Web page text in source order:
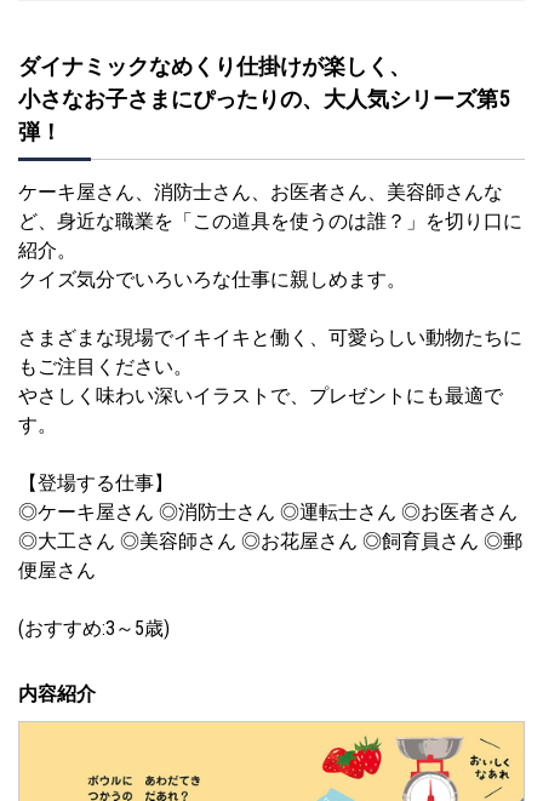
ダイナミックなめくり仕掛けが楽しく、
小さなお子さまにぴったりの、大人気シリーズ第5
弾！
ケーキ屋さん、消防士さん、お医者さん、美容師さんな
ど、身近な職業を「この道具を使うのは誰？」を切り口に
紹介。
クイズ気分でいろいろな仕事に親しめます。
さまざまな現場でイキイキと働く、可愛らしい動物たちに
もご注目ください。
やさしく味わい深いイラストで、プレゼントにも最適で
す。
【登場する仕事】
◎ケーキ屋さん ◎消防士さん ◎運転士さん ◎お医者さん
◎大工さん ◎美容師さん ◎お花屋さん ◎飼育員さん ◎郵
便屋さん
(おすすめ:3～5歳)
内容紹介